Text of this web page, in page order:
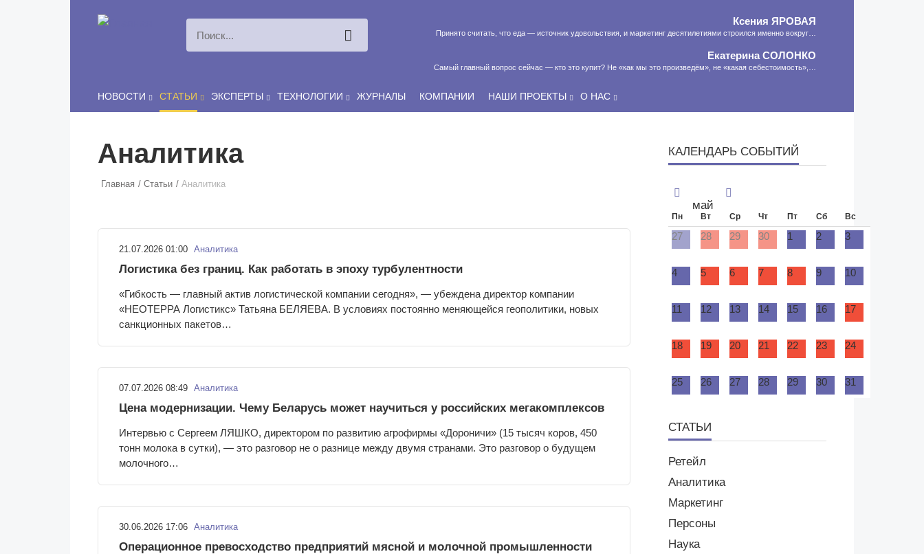
Ксения ЯРОВАЯ
Принято считать, что еда — источник удовольствия, и маркетинг десятилетиями строился именно вокруг…
Екатерина СОЛОНКО
Самый главный вопрос сейчас — кто это купит? Не «как мы это произведём», не «какая себестоимость»,…
НОВОСТИ СТАТЬИ ЭКСПЕРТЫ ТЕХНОЛОГИИ ЖУРНАЛЫ КОМПАНИИ НАШИ ПРОЕКТЫ О НАС
Аналитика
Главная Статьи Аналитика
21.07.2026 01:00 Аналитика
Логистика без границ. Как работать в эпоху турбулентности
«Гибкость — главный актив логистической компании сегодня», — убеждена директор компании
«НEOTEРРА Логистикс» Татьяна БЕЛЯЕВА. В условиях постоянно меняющейся геополитики, новых
санкционных пакетов…
07.07.2026 08:49 Аналитика
Цена модернизации. Чему Беларусь может научиться у российских мегакомплексов
Интервью с Сергеем ЛЯШКО, директором по развитию агрофирмы «Дороничи» (15 тысяч коров, 450
тонн молока в сутки), — это разговор не о разнице между двумя странами. Это разговор о будущем
молочного…
30.06.2026 17:06 Аналитика
Операционное превосходство предприятий мясной и молочной промышленности
КАЛЕНДАРЬ СОБЫТИЙ
май
Пн Вт Ср Чт Пт Сб Вс
27 28 29 30 1 2 3
4 5 6 7 8 9 10
11 12 13 14 15 16 17
18 19 20 21 22 23 24
25 26 27 28 29 30 31
СТАТЬИ
Ретейл
Аналитика
Маркетинг
Персоны
Наука